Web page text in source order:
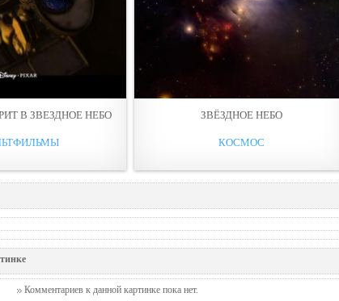
В ЗВЕЗДНОЕ НЕБО ЗВЁЗДНОЕ НЕБО
КОСМОС
Комментариев к данной картинке пока нет.